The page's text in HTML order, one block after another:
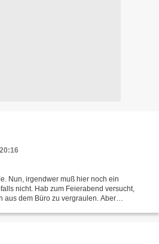
Nun, irgendwer muß hier noch ein
nicht. Hab zum Feierabend versucht,
aus dem Büro zu vergraulen. Aber